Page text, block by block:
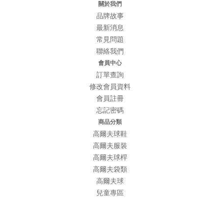
關於我們
品牌故事
最新消息
常見問題
聯絡我們
會員中心
訂單查詢
修改會員資料
會員註冊
忘記密碼
商品分類
高爾夫球鞋
高爾夫服裝
高爾夫球桿
高爾夫袋類
高爾夫球
兒童專區